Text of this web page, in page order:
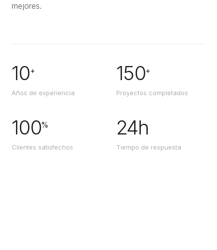
mejores.
10+
Años de experiencia
150+
Proyectos completados
100%
Clientes satisfechos
24h
Tiempo de respuesta